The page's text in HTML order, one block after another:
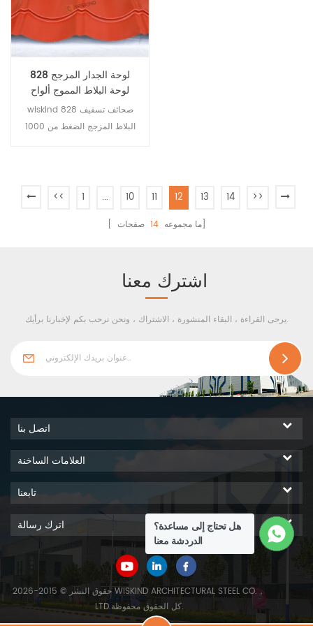
، التركيب السهل وتأثير الماء
الجيد.
828 لوحة الجدار المزجج
لوحة البلاط المموج ألواح
التسقيف الصلب
wiskind 828 صحائف تسقيف
البلاط المزجج الضغط من 1000
<< 1 ... 10 11 12 13 14 >>
[ ما مجموعه14 صفحات]
اشترك معنا
يرجى القراءة ، البقاء المنشورة ، الاشتراك ، ونحن نرحب بكم لإخبارنا برأيك.
هل تحتاج إلى مساعدة؟
الدردشة معنا
اتصل بنا
العلامات الساخنة
تابعنا
اترك رسالة
حقوق النشر © 2015-2026 WISKIND ARCHITECTURAL STEEL CO.，
LTD.كل الحقوق محفوظة.